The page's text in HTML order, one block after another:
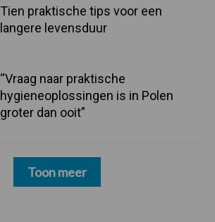
Tien praktische tips voor een
langere levensduur
“Vraag naar praktische
hygieneoplossingen is in Polen
groter dan ooit”
Toon meer